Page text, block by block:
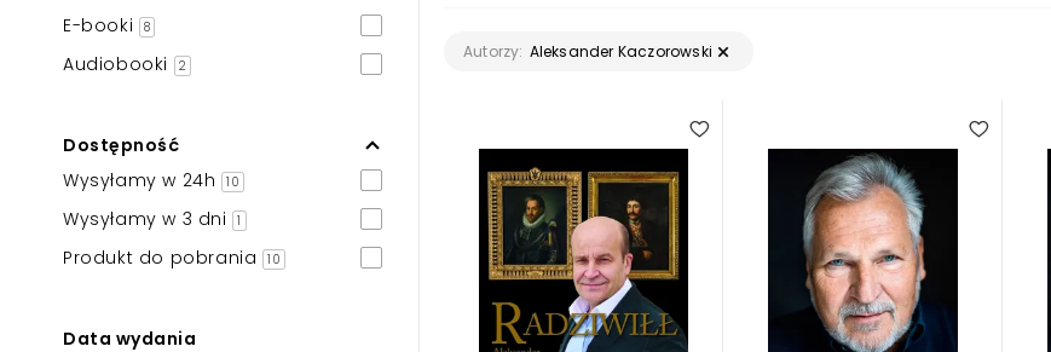
E-booki 8
Audiobooki 2
Dostępność
Wysyłamy w 24h
10
Wysyłamy w 3 dni 1
Produkt do pobrania 10
Data wydania
Autorzy: Aleksander Kaczorowski
Pomoc w czytaniu
Podkreślenie linków